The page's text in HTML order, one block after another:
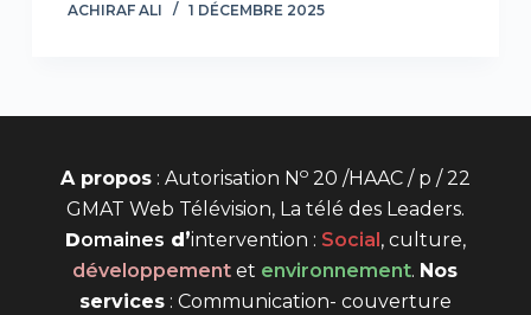
ACHIRAF ALI 1 DÉCEMBRE 2025
A propos: Autorisation N o20 /HAAC / p / 22
GMAT Web Télévision, La télé des Leaders.
Domaines d’intervention : Social , culture,
développement et environnement. Nos
services: Communication- couverture